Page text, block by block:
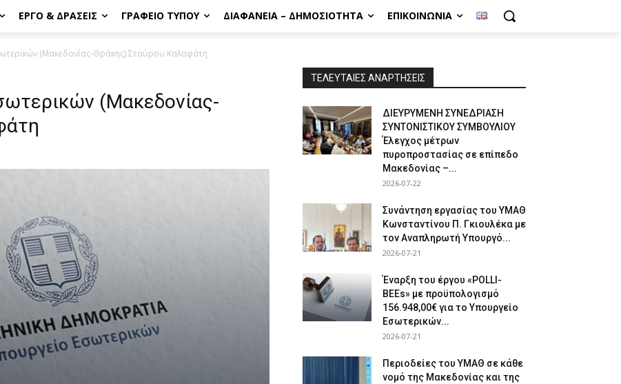
ΈΡΓΟ & ΔΡΆΣΕΙΣ ΓΡΑΦΕΊΟ ΤΎΠΟΥ ΔΙΑΦΆΝΕΙΑ – ΔΗΜΟΣΙΌΤΗΤΑ ΕΠΙΚΟΙΝΩΝΊΑ
(Μακεδονίας-Θράκης) Σταύρου Καλαφάτη
(Μακεδονίας-
ΤΕΛΕΥΤΑΙΕΣ ΑΝΑΡΤΗΣΕΙΣ
ΔΙΕΥΡΥΜΕΝΗ ΣΥΝΕΔΡΙΑΣΗ
ΣΥΝΤΟΝΙΣΤΙΚΟΥ ΣΥΜΒΟΥΛΙΟΥ
Έλεγχος μέτρων
πυροπροστασίας σε επίπεδο
Μακεδονίας –...
2026-07-22
Συνάντηση εργασίας του ΥΜΑΘ
Κωνσταντίνου Π. Γκιουλέκα με
τον Αναπληρωτή Υπουργό...
2026-07-21
Έναρξη του έργου «POLLI-
BEEs» με προϋπολογισμό
156.948,00€ για το Υπουργείο
Εσωτερικών...
2026-07-21
Περιοδείες του ΥΜΑΘ σε κάθε
νομό της Μακεδονίας και της